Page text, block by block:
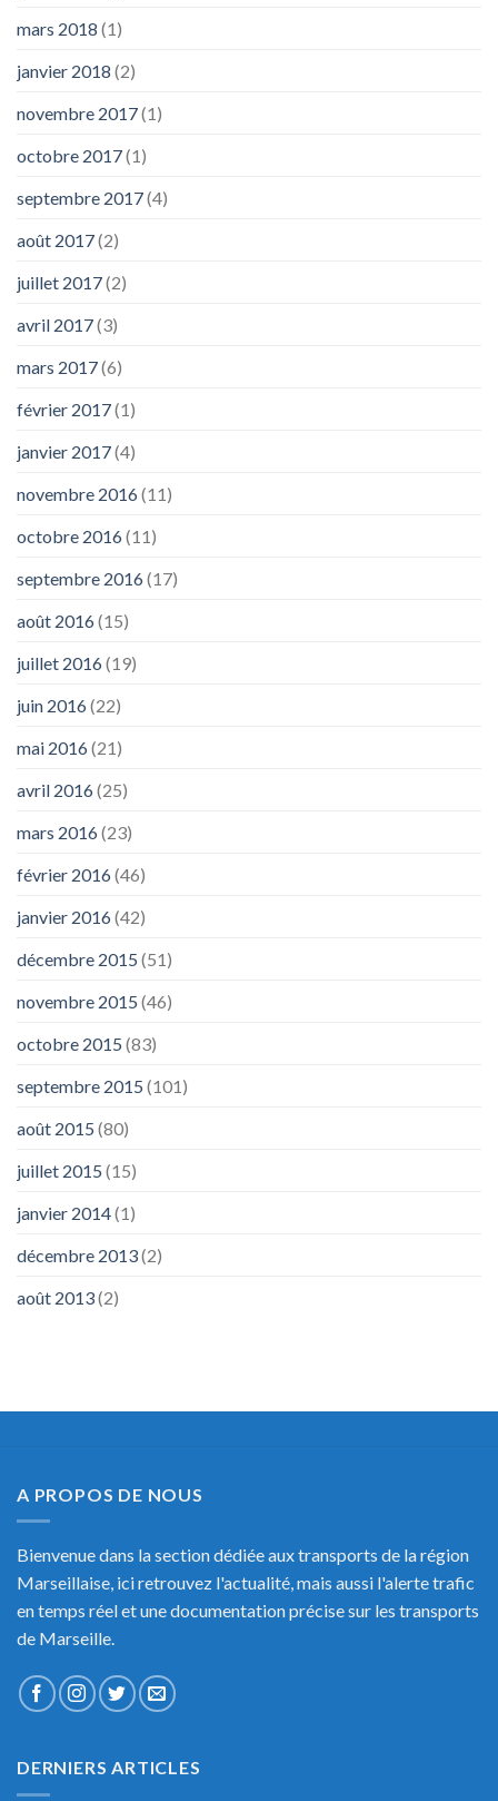
mars 2018 (1)
janvier 2018 (2)
novembre 2017(1)
octobre 2017(1)
septembre 2017(4)
août 2017(2)
juillet 2017(2)
avril 2017(3)
mars 2017(6)
février 2017(1)
janvier 2017(4)
novembre 2016(11)
octobre 2016(11)
septembre 2016(17)
août 2016(15)
juillet 2016(19)
juin 2016(22)
mai 2016(21)
avril 2016(25)
mars 2016(23)
février 2016(46)
janvier 2016(42)
décembre 2015 (51)
novembre 2015 (46)
octobre 2015 (83)
septembre 2015 (101)
août 2015 (80)
juillet 2015 (15)
janvier 2014(1)
décembre 2013(2)
août 2013(2)
A PROPOS DE NOUS
Bienvenue dans la section dédiée aux transports de la région
Marseillaise, ici retrouvez l'actualité, mais aussi l'alerte trafic
en temps réel et une documentation précise sur les transports
de Marseille.
DERNIERS ARTICLES